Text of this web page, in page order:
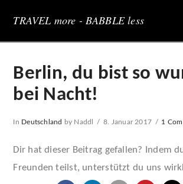
TRAVEL more - BABBLE less
Berlin, du bist so
bei Nacht!
In Deutschland by Naddl 8. Januar 2017 1
Dir hat dieser Beitrag gefallen? Indem
Freunden teilst, unterstützt du uns